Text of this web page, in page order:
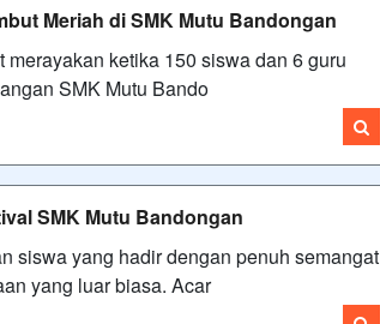
Meriah di SMK Mutu Bandongan
ketika 150 siswa dan 6 guru
SMK Mutu Bando
SMK Mutu Bandongan
yang hadir dengan penuh semangat
yang luar biasa. Acar